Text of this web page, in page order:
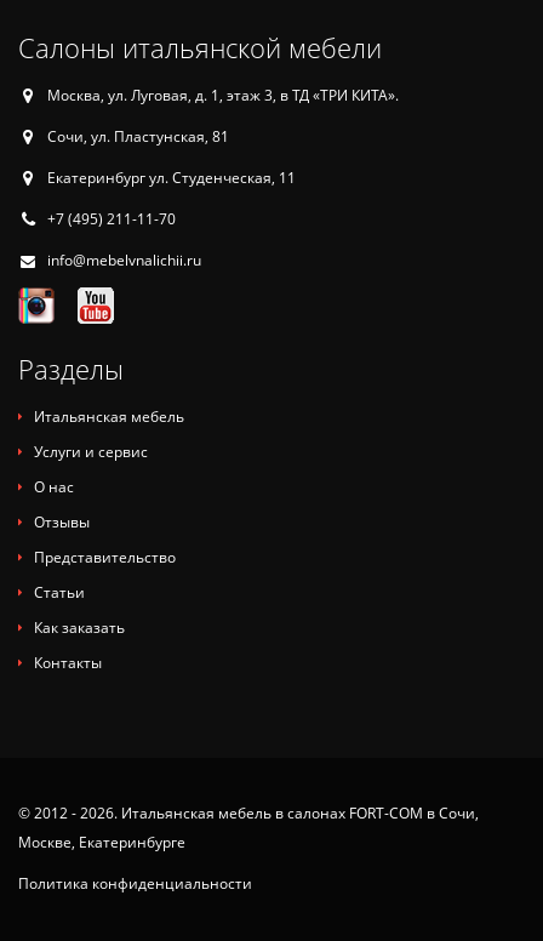
Салоны итальянской мебели
Москва, ул. Луговая, д. 1, этаж 3, в ТД «ТРИ КИТА».
Сочи, ул. Пластунская, 81
Екатеринбург ул. Студенческая, 11
+7 (495) 211-11-70
info@mebelvnalichii.ru
Разделы
Итальянская мебель
Услуги и сервис
О нас
Отзывы
Представительство
Статьи
Как заказать
Контакты
© 2012 - 2026. Итальянская мебель в салонах FORT-COM в Сочи,
Москве, Екатеринбурге
Политика конфиденциальности